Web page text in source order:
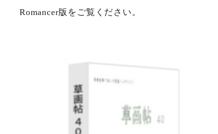
Romancer版をご覧ください。